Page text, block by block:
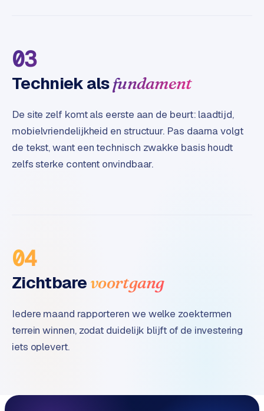
i
e
n
2
B
R
e
u
l
t
s
t
o
03
Techniek alsfundament
De site zelf komt als eerste aan de beurt: laadtijd,
mobielvriendelijkheid en structuur. Pas daarna volgt
de tekst, want een technisch zwakke basis houdt
zelfs sterke content onvindbaar.
04
Zichtbare voortgang
Iedere maand rapporteren we welke zoektermen
terrein winnen, zodat duidelijk blijft of de investering
iets oplevert.